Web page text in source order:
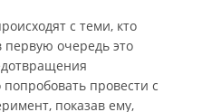
с теми, кто
первую очередь это
провести с
показав ему,